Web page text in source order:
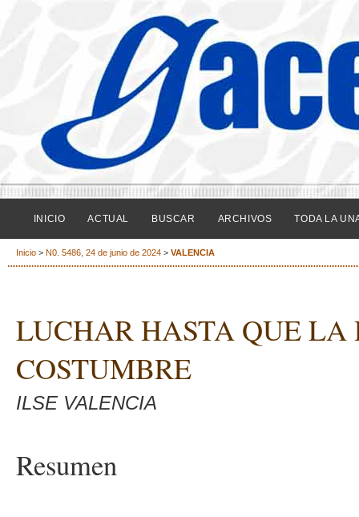
INICIO ACTUAL BUSCAR ARCHIVOS TODA LA
Inicio > N0. 5486, 24 de junio de 2024 > VALENCIA
LUCHAR HASTA QUE
COSTUMBRE
ILSE VALENCIA
Resumen